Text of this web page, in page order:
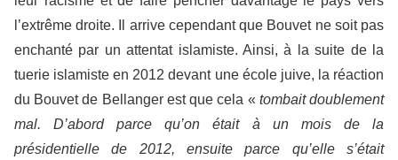
l’extrême droite. Il arrive cependant que Bouvet ne soit pas
enchanté par un attentat islamiste. Ainsi, à la suite de la
tuerie islamiste en 2012 devant une école juive, la réaction
du Bouvet de Bellanger est que cela « tombait doublement
mal. D’abord parce qu’on était à un mois de la
présidentielle de 2012, ensuite parce qu’elle s’était